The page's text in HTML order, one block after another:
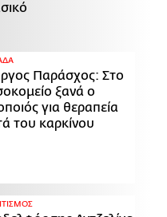
Παράσχος: Στο
ξανά ο
για θεραπεία
του καρκίνου